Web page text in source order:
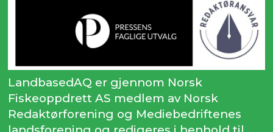
LandbasedAQ er gjennom Norsk
Fiskeoppdrett AS medlem av Norsk
Redaktørforening og Mediebedriftenes